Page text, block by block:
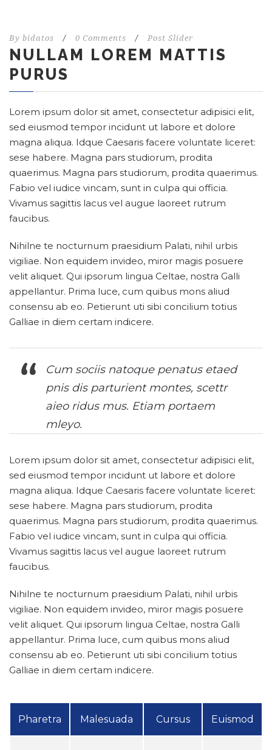
By bidatos / 0 Comments / Post Slider
NULLAM LOREM MATTIS
PURUS
Lorem ipsum dolor sit amet, consectetur adipisici elit,
sed eiusmod tempor incidunt ut labore et dolore
magna aliqua. Idque Caesaris facere voluntate liceret:
sese habere. Magna pars studiorum, prodita
quaerimus. Magna pars studiorum, prodita quaerimus.
Fabio vel iudice vincam, sunt in culpa qui officia.
Vivamus sagittis lacus vel augue laoreet rutrum
faucibus.
Nihilne te nocturnum praesidium Palati, nihil urbis
vigiliae. Non equidem invideo, miror magis posuere
velit aliquet. Qui ipsorum lingua Celtae, nostra Galli
appellantur. Prima luce, cum quibus mons aliud
consensu ab eo. Petierunt uti sibi concilium totius
Galliae in diem certam indicere.
Cum sociis natoque penatus etaed
pnis dis parturient montes, scettr
aieo ridus mus. Etiam portaem
mleyo.
Lorem ipsum dolor sit amet, consectetur adipisici elit,
sed eiusmod tempor incidunt ut labore et dolore
magna aliqua. Idque Caesaris facere voluntate liceret:
sese habere. Magna pars studiorum, prodita
quaerimus. Magna pars studiorum, prodita quaerimus.
Fabio vel iudice vincam, sunt in culpa qui officia.
Vivamus sagittis lacus vel augue laoreet rutrum
faucibus.
Nihilne te nocturnum praesidium Palati, nihil urbis
vigiliae. Non equidem invideo, miror magis posuere
velit aliquet. Qui ipsorum lingua Celtae, nostra Galli
appellantur. Prima luce, cum quibus mons aliud
consensu ab eo. Petierunt uti sibi concilium totius
Galliae in diem certam indicere.
Pharetra Malesuada Cursus Euismod